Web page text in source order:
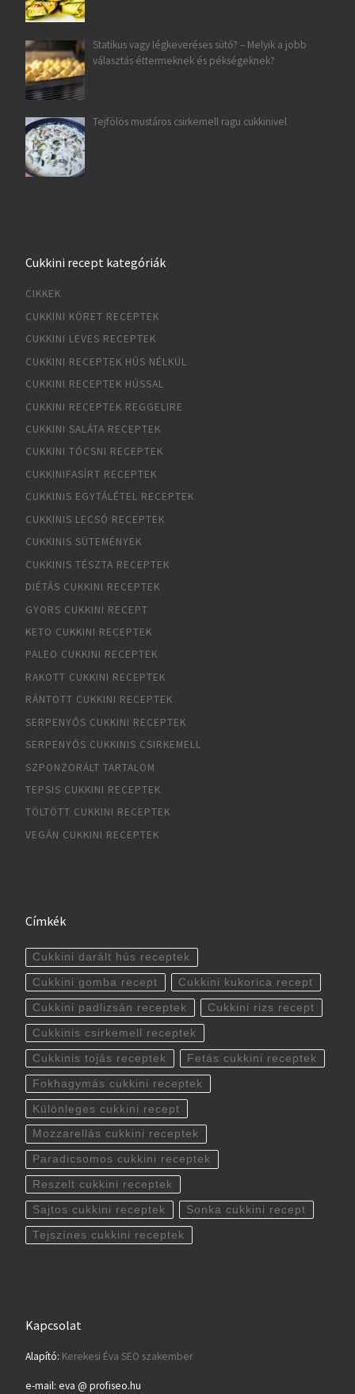
Statikus vagy légkeveréses sütő? – Melyik a jobb
választás éttermeknek és pékségeknek?
Tejfölös mustáros csirkemell ragu cukkinivel
Cukkini recept kategóriák
CIKKEK
CUKKINI KÖRET RECEPTEK
CUKKINI LEVES RECEPTEK
CUKKINI RECEPTEK HÚS NÉLKÜL
CUKKINI RECEPTEK HÚSSAL
CUKKINI RECEPTEK REGGELIRE
CUKKINI SALÁTA RECEPTEK
CUKKINI TÓCSNI RECEPTEK
CUKKINIFASÍRT RECEPTEK
CUKKINIS EGYTÁLÉTEL RECEPTEK
CUKKINIS LECSÓ RECEPTEK
CUKKINIS SÜTEMÉNYEK
CUKKINIS TÉSZTA RECEPTEK
DIÉTÁS CUKKINI RECEPTEK
GYORS CUKKINI RECEPT
KETO CUKKINI RECEPTEK
PALEO CUKKINI RECEPTEK
RAKOTT CUKKINI RECEPTEK
RÁNTOTT CUKKINI RECEPTEK
SERPENYŐS CUKKINI RECEPTEK
SERPENYŐS CUKKINIS CSIRKEMELL
SZPONZORÁLT TARTALOM
TEPSIS CUKKINI RECEPTEK
TÖLTÖTT CUKKINI RECEPTEK
VEGÁN CUKKINI RECEPTEK
Címkék
Cukkini darált hús receptek
Cukkini gomba recept Cukkini kukorica recept
Cukkini padlizsán receptek Cukkini rizs recept
Cukkinis csirkemell receptek
Cukkinis tojás receptek Fetás cukkini receptek
Fokhagymás cukkini receptek
Különleges cukkini recept
Mozzarellás cukkini receptek
Paradicsomos cukkini receptek
Reszelt cukkini receptek
Sajtos cukkini receptek Sonka cukkini recept
Tejszínes cukkini receptek
Kapcsolat
Alapító: Kerekesi Éva SEO szakember
e-mail: eva @ profiseo.hu